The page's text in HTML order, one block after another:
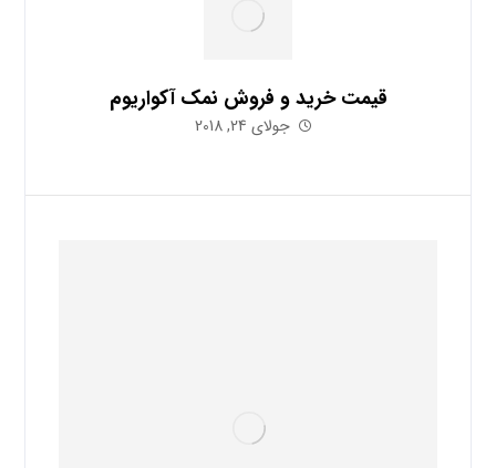
قیمت خرید و فروش نمک آکواریوم
جولای 24, 2018